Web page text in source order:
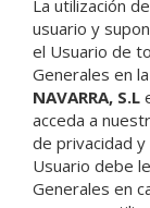
La utilización
usuario y
el Usuario de
Generales en
NAVARRA, S.L
acceda a
de privacidad
Usuario debe
Generales en